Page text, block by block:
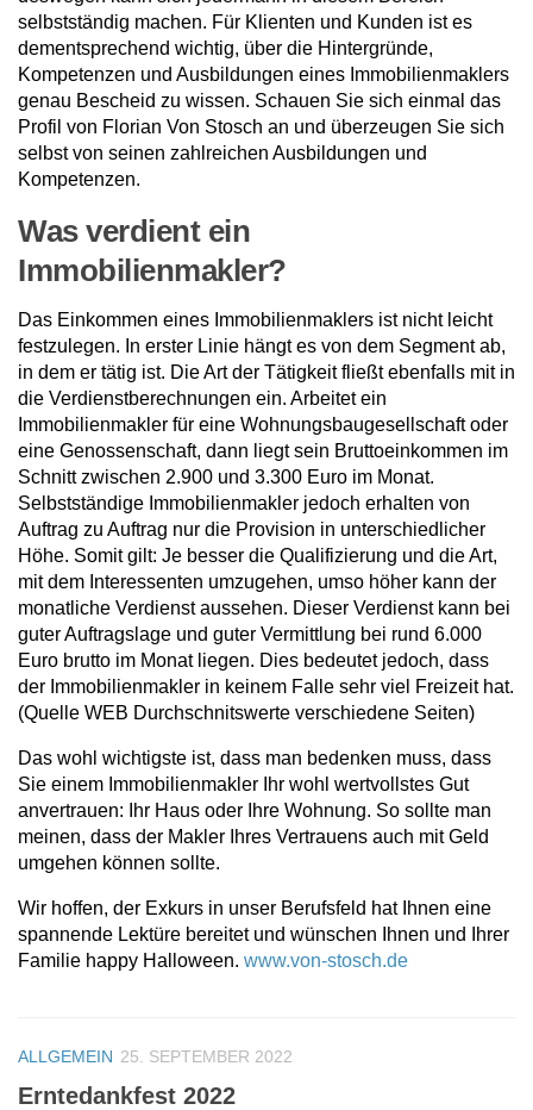
selbstständig machen. Für Klienten und Kunden ist es
dementsprechend wichtig, über die Hintergründe,
Kompetenzen und Ausbildungen eines Immobilienmaklers
genau Bescheid zu wissen. Schauen Sie sich einmal das
Profil von Florian Von Stosch an und überzeugen Sie sich
selbst von seinen zahlreichen Ausbildungen und
Kompetenzen.
Was verdient ein
Immobilienmakler?
Das Einkommen eines Immobilienmaklers ist nicht leicht
festzulegen. In erster Linie hängt es von dem Segment ab,
in dem er tätig ist. Die Art der Tätigkeit fließt ebenfalls mit in
die Verdienstberechnungen ein. Arbeitet ein
Immobilienmakler für eine Wohnungsbaugesellschaft oder
eine Genossenschaft, dann liegt sein Bruttoeinkommen im
Schnitt zwischen 2.900 und 3.300 Euro im Monat.
Selbstständige Immobilienmakler jedoch erhalten von
Auftrag zu Auftrag nur die Provision in unterschiedlicher
Höhe. Somit gilt: Je besser die Qualifizierung und die Art,
mit dem Interessenten umzugehen, umso höher kann der
monatliche Verdienst aussehen. Dieser Verdienst kann bei
guter Auftragslage und guter Vermittlung bei rund 6.000
Euro brutto im Monat liegen. Dies bedeutet jedoch, dass
der Immobilienmakler in keinem Falle sehr viel Freizeit hat.
(Quelle WEB Durchschnitswerte verschiedene Seiten)
Das wohl wichtigste ist, dass man bedenken muss, dass
Sie einem Immobilienmakler Ihr wohl wertvollstes Gut
anvertrauen: Ihr Haus oder Ihre Wohnung. So sollte man
meinen, dass der Makler Ihres Vertrauens auch mit Geld
umgehen können sollte.
Wir hoffen, der Exkurs in unser Berufsfeld hat Ihnen eine
spannende Lektüre bereitet und wünschen Ihnen und Ihrer
Familie happy Halloween. www.von-stosch.de
ALLGEMEIN 25. SEPTEMBER 2022
Erntedankfest 2022